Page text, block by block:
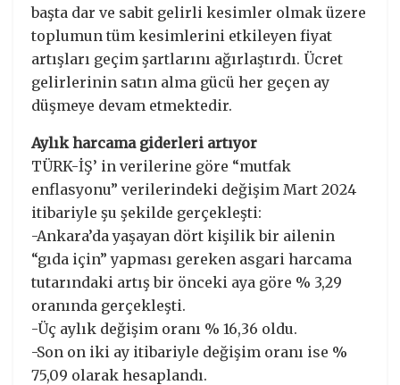
başta dar ve sabit gelirli kesimler olmak üzere
toplumun tüm kesimlerini etkileyen fiyat
artışları geçim şartlarını ağırlaştırdı. Ücret
gelirlerinin satın alma gücü her geçen ay
düşmeye devam etmektedir.
Aylık harcama giderleri artıyor
TÜRK-İŞ’ in verilerine göre “mutfak
enflasyonu” verilerindeki değişim Mart 2024
itibariyle şu şekilde gerçekleşti:
-Ankara’da yaşayan dört kişilik bir ailenin
“gıda için” yapması gereken asgari harcama
tutarındaki artış bir önceki aya göre % 3,29
oranında gerçekleşti.
-Üç aylık değişim oranı % 16,36 oldu.
-Son on iki ay itibariyle değişim oranı ise %
75,09 olarak hesaplandı.